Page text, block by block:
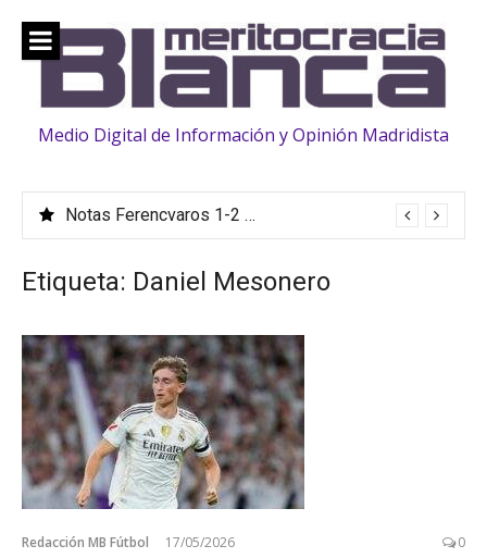
contenido
Medio Digital de Información y Opinión Madridista
Notas Ferencvaros 1-2 Real Madrid | Amistoso (Pretemporada)
Etiqueta: Daniel Mesonero
Redacción MB Fútbol 17/05/2026 0